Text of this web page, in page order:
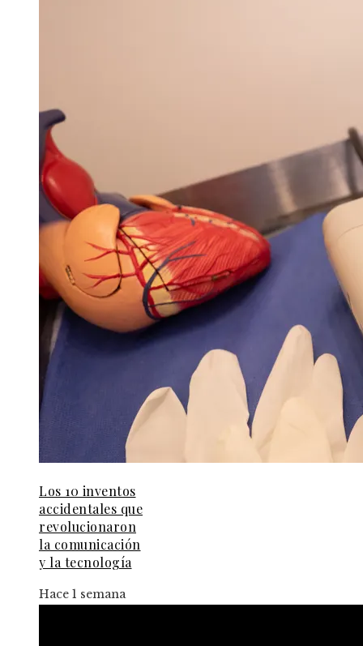
Los 10 inventos
accidentales que
revolucionaron
la comunicación
y la tecnología
Hace 1 semana